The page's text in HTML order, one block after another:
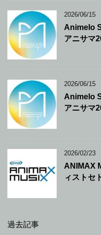
2026/06/15
Animelo
アニサマ
2026/06/15
Animelo
アニサマ
2026/02/23
ANIMAX
ィストセ
過去記事